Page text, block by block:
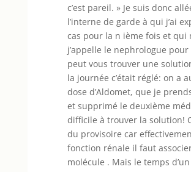
c’est pareil. » Je suis donc
l’interne de garde à qui j’ai
cas pour la n ième fois et qui
j’appelle le nephrologue
peut vous trouver une
la journée c’était réglé: on a
dose d’Aldomet, que je
et supprimé le deuxième
difficile à trouver la solution!
du provisoire car
fonction rénale il faut
molécule . Mais le temps d’un